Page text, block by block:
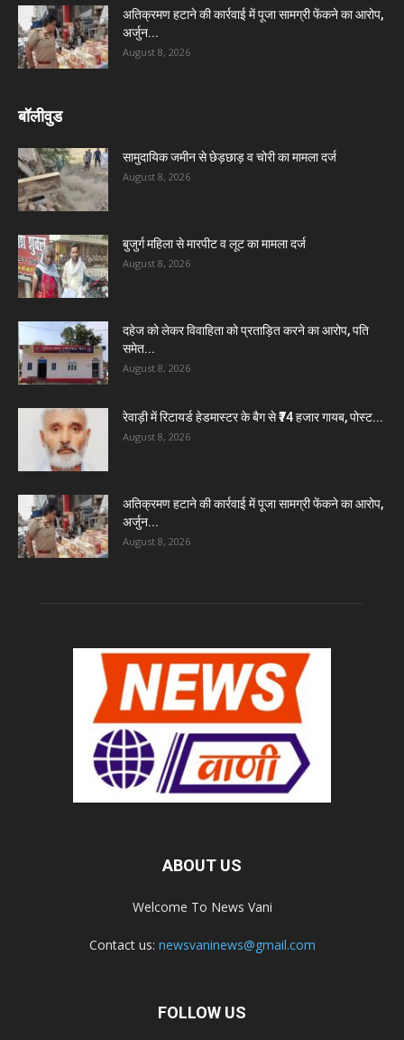
अतिक्रमण हटाने की कार्रवाई में पूजा सामग्री फेंकने का आरोप,
अर्जुन...
August 8, 2026
बॉलीवुड
सामुदायिक जमीन से छेड़छाड़ व चोरी का मामला दर्ज
August 8, 2026
बुजुर्ग महिला से मारपीट व लूट का मामला दर्ज
August 8, 2026
दहेज को लेकर विवाहिता को प्रताड़ित करने का आरोप, पति
समेत...
August 8, 2026
रेवाड़ी में रिटायर्ड हेडमास्टर के बैग से ₹74 हजार गायब, पोस्ट...
August 8, 2026
अतिक्रमण हटाने की कार्रवाई में पूजा सामग्री फेंकने का आरोप,
अर्जुन...
August 8, 2026
ABOUT US
Welcome To News Vani
Contact us: newsvaninews@gmail.com
FOLLOW US